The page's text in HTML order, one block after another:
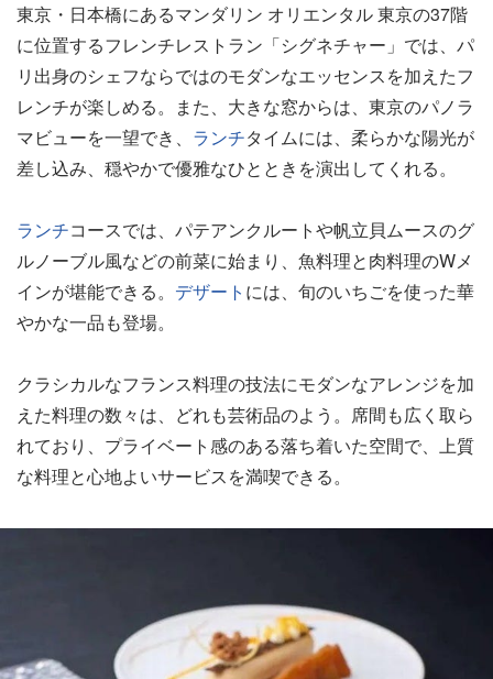
東京・日本橋にあるマンダリン オリエンタル 東京の37階
に位置するフレンチレストラン「シグネチャー」では、パ
リ出身のシェフならではのモダンなエッセンスを加えたフ
レンチが楽しめる。また、大きな窓からは、東京のパノラ
マビューを一望でき、 ランチタイムには、柔らかな陽光が
差し込み、穏やかで優雅なひとときを演出してくれる。
ランチコースでは、パテアンクルートや帆立貝ムースのグ
ルノーブル風などの前菜に始まり、魚料理と肉料理のWメ
インが堪能できる。 デザート には、旬のいちごを使った華
やかな一品も登場。
クラシカルなフランス料理の技法にモダンなアレンジを加
えた料理の数々は、どれも芸術品のよう。席間も広く取ら
れており、プライベート感のある落ち着いた空間で、上質
な料理と心地よいサービスを満喫できる。